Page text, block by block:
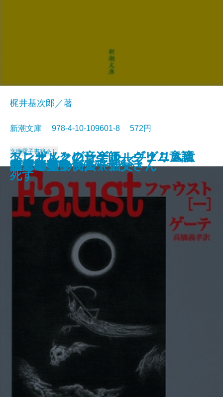
ジュリアス・シーザー
近代能楽集
ファウスト〔二〕
江分利満氏の優雅な生活
藤村詩集
楼蘭
幸福な王子
ブレーメンの音楽師―グリム童話
集III―
ヘンゼルとグレーテル―グリム童
話集II―
檸檬
梶井基次郎／著
新潮文庫 978-4-10-109601-8 572円
文庫電子書籍あり
ファウスト〔一〕
リア王
眠れる美女
ヴェニスの商人
美しい星
レ・ミゼラブル〔五〕
かもめ・ワーニャ伯父さん
ハムレット
トニオ・クレーゲル ヴェニスに
死す
八月の光